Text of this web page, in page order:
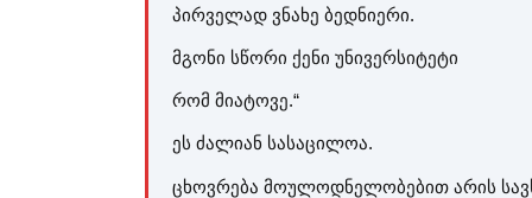
პირველად ვნახე ბედნიერი.
მგონი სწორი ქენი უნივერსიტეტი
რომ მიატოვე.“
ეს ძალიან სასაცილოა.
ცხოვრება მოულოდნელობებით არის